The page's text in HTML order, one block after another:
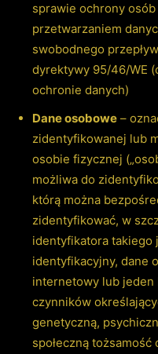
sprawie ochrony
przetwarzaniem
swobodnego
dyrektywy 95/46/WE
ochronie danych)
Dane osobowe –
zidentyfikowanej lub
osobie fizycznej
możliwa do
którą można
zidentyfikować, w
identyfikatora takiego
identyfikacyjny, dane
internetowy lub jeden
czynników
genetyczną,
społeczną